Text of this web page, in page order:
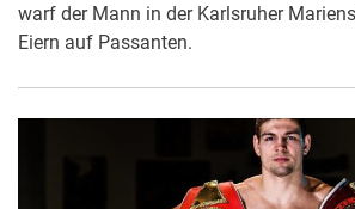
warf der Mann in der Karlsruher
Eiern auf Passanten.